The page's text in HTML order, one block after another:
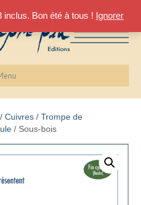
inclus. Bon été à tous ! Ignorer
/ Cuivres / Trompe de
/ Sous-bois